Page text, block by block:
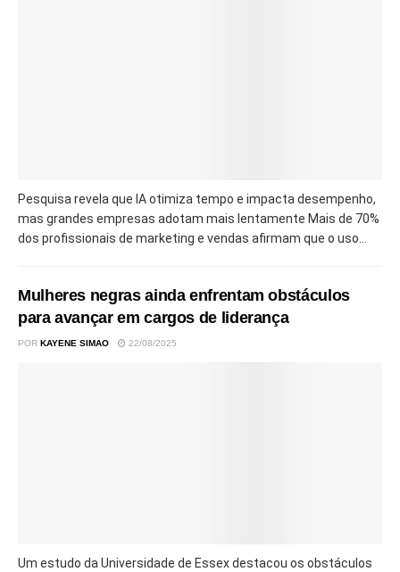
Pesquisa revela que IA otimiza tempo e impacta desempenho,
mas grandes empresas adotam mais lentamente Mais de 70%
dos profissionais de marketing e vendas afirmam que o uso...
Mulheres negras ainda enfrentam obstáculos
para avançar em cargos de liderança
POR KAYENE SIMAO 22/08/2025
Um estudo da Universidade de Essex destacou os obstáculos